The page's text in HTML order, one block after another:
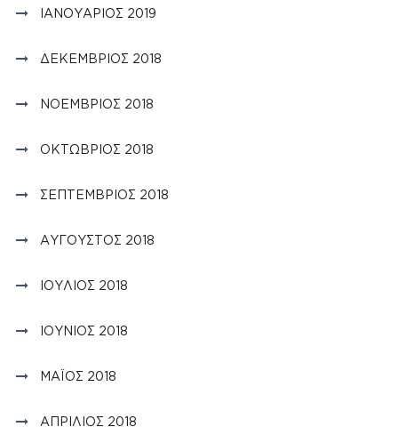
ΙΑΝΟΥΆΡΙΟΣ 2019
ΔΕΚΈΜΒΡΙΟΣ 2018
ΝΟΈΜΒΡΙΟΣ 2018
ΟΚΤΏΒΡΙΟΣ 2018
ΣΕΠΤΈΜΒΡΙΟΣ 2018
ΑΎΓΟΥΣΤΟΣ 2018
ΙΟΎΛΙΟΣ 2018
ΙΟΎΝΙΟΣ 2018
ΜΆΙΟΣ 2018
ΑΠΡΊΛΙΟΣ 2018